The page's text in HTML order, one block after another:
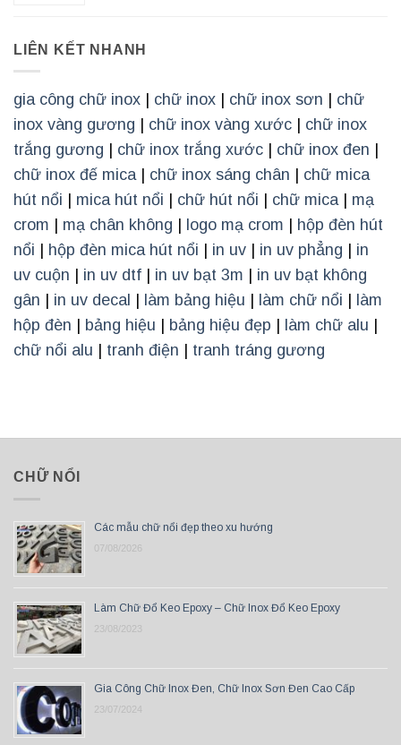
LIÊN KẾT NHANH
gia công chữ inox chữ inox chữ inox sơn
chữ
inox vàng gương
chữ inox vàng xước
chữ inox
trắng gương
chữ inox trắng xước chữ inox đen
chữ inox đế mica| chữ inox sáng chân
chữ mica
hút nổi
mica hút nổi chữ hút nổi chữ mica| mạ
crom
mạ chân không logo mạ crom
hộp đèn hút
nổi
hộp đèn mica hút nổi in uv in uv phẳng
in
uv cuộn
in uv dtf in uv bạt 3m
in uv bạt không
gân
in uv decal làm bảng hiệu làm chữ nổi
làm
hộp đèn
bảng hiệu bảng hiệu đẹp làm chữ alu
chữ nổi alu
tranh điện tranh tráng gương
CHỮ NỔI
Các mẫu chữ nổi đẹp theo xu hướng
07/08/2026
Làm Chữ Đổ Keo Epoxy – Chữ Inox Đổ Keo Epoxy
23/08/2023
Gia Công Chữ Inox Đen, Chữ Inox Sơn Đen Cao Cấp
23/07/2024